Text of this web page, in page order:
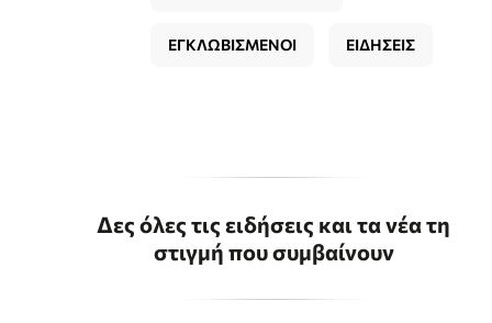
ΕΓΚΛΩΒΙΣΜΕΝΟΙ ΕΙΔΗΣΕΙΣ
Δες όλες τις ειδήσεις και τα νέα τη
στιγμή που συμβαίνουν